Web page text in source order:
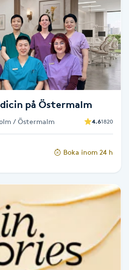
på Östermalm
/ Östermalm 4.61820
Boka inom 24 h